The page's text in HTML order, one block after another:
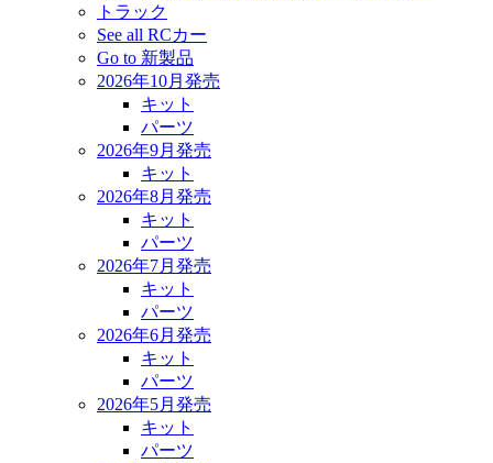
トラック
See all RCカー
Go to 新製品
2026年10月発売
キット
パーツ
2026年9月発売
キット
2026年8月発売
キット
パーツ
2026年7月発売
キット
パーツ
2026年6月発売
キット
パーツ
2026年5月発売
キット
パーツ